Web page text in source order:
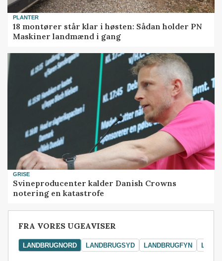
PLANTER
18 montører står klar i høsten: Sådan holder PN
Maskiner landmænd i gang
GRISE
Svineproducenter kalder Danish Crowns
notering en katastrofe
FRA VORES UGEAVISER
LANDBRUGNORD LANDBRUGSYD LANDBRUGFYN